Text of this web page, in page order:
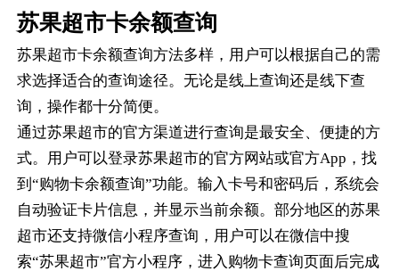
苏果超市卡余额查询
苏果超市卡余额查询方法多样，用户可以根据自己的需
求选择适合的查询途径。无论是线上查询还是线下查
询，操作都十分简便。
通过苏果超市的官方渠道进行查询是最安全、便捷的方
式。用户可以登录苏果超市的官方网站或官方App，找
到“购物卡余额查询”功能。输入卡号和密码后，系统会
自动验证卡片信息，并显示当前余额。部分地区的苏果
超市还支持微信小程序查询，用户可以在微信中搜
索“苏果超市”官方小程序，进入购物卡查询页面后完成